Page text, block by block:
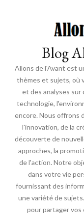
Blog
Allons de l'Avant est
thèmes et sujets, où
et des analyses sur
technologie,
encore. Nous offrons
l'innovation, de la
découverte de
approches, la
de l'action. Notre
dans votre vie
fournissant des
une variété de
pour partager vos